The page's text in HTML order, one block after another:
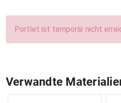
Portlet ist temporär nicht
Verwandte